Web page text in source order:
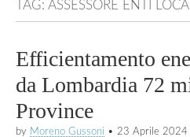
TAG: ASSESSORE ENTI
Efficientamento
da Lombardia 72
Province
by Moreno Gussoni • 23 Aprile 2024